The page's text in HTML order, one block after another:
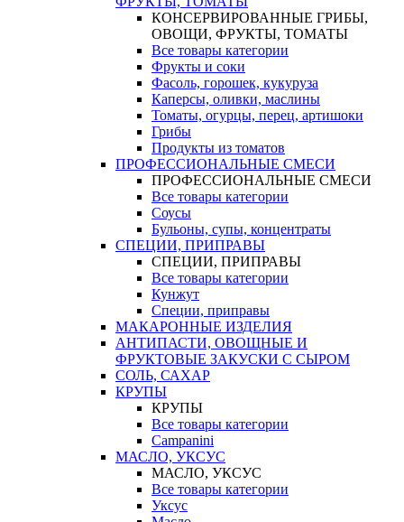
КОНСЕРВИРОВАННЫЕ ГРИБЫ,
ОВОЩИ, ФРУКТЫ, ТОМАТЫ
Все товары категории
Фрукты и соки
Фасоль, горошек, кукуруза
Каперсы, оливки, маслины
Томаты, огурцы, перец, артишоки
Грибы
Продукты из томатов
ПРОФЕССИОНАЛЬНЫЕ СМЕСИ
ПРОФЕССИОНАЛЬНЫЕ СМЕСИ
Все товары категории
Соусы
Бульоны, супы, концентраты
СПЕЦИИ, ПРИПРАВЫ
СПЕЦИИ, ПРИПРАВЫ
Все товары категории
Кунжут
Специи, приправы
МАКАРОННЫЕ ИЗДЕЛИЯ
АНТИПАСТИ, ОВОЩНЫЕ И
ФРУКТОВЫЕ ЗАКУСКИ С СЫРОМ
СОЛЬ, САХАР
КРУПЫ
КРУПЫ
Все товары категории
Campanini
МАСЛО, УКСУС
МАСЛО, УКСУС
Все товары категории
Уксус